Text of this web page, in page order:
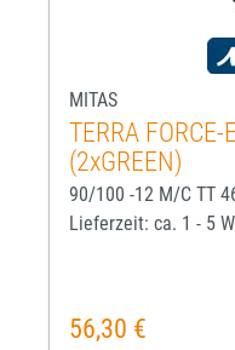
MITAS
TERRA
(2xGREEN)
90/100 -12 M/C TT
Lieferzeit: ca. 1 - 5
Regulärer Preis:
56,30 €